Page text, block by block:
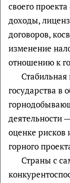
своего
доходы,
договоров,
изменение
отношению к
государства в
деятельности
оценке рисков
горного
Страны с